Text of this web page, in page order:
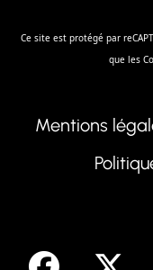
Ce site est protégé par
que les
Mentions